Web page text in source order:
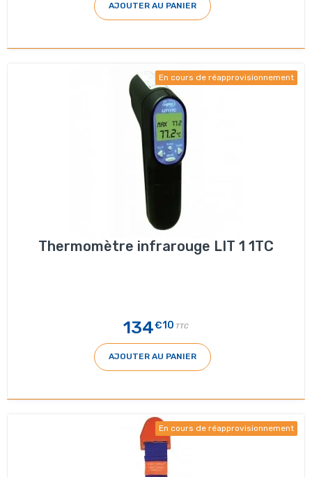
AJOUTER AU PANIER
En cours de réapprovisionnement
Thermomètre infrarouge LIT 1 1TC
134€10 TTC
AJOUTER AU PANIER
En cours de réapprovisionnement